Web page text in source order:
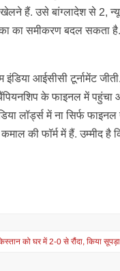
खेलने हैं. उसे बांग्लादेश से
का समीकरण बदल सकता है.
आईसीसी टूर्नामेंट
के फाइनल में पहुंचा
लॉर्ड्स में ना सिर्फ
की फॉर्म में हैं. उम्मीद है
को घर में 2-0 से रौंदा, क‍िया